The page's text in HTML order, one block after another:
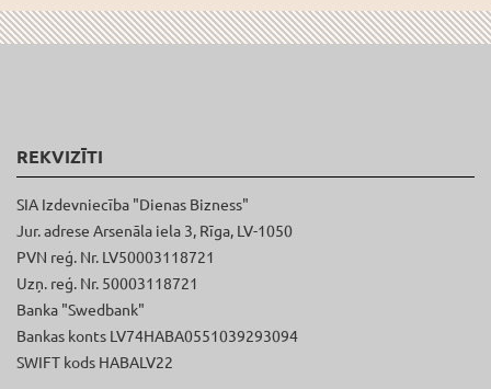
REKVIZĪTI
SIA Izdevniecība "Dienas Bizness"
Jur. adrese Arsenāla iela 3, Rīga, LV-1050
PVN reģ. Nr. LV50003118721
Uzņ. reģ. Nr. 50003118721
Banka "Swedbank"
Bankas konts LV74HABA0551039293094
SWIFT kods HABALV22